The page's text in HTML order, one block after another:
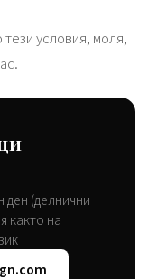
условия, моля,
ден (делнични
както на